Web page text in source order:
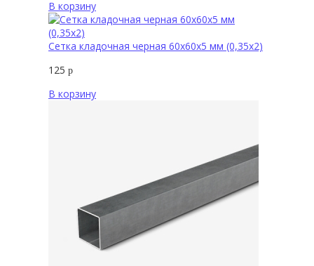
В корзину
Сетка кладочная черная 60х60х5 мм (0,35х2)
125 р
В корзину